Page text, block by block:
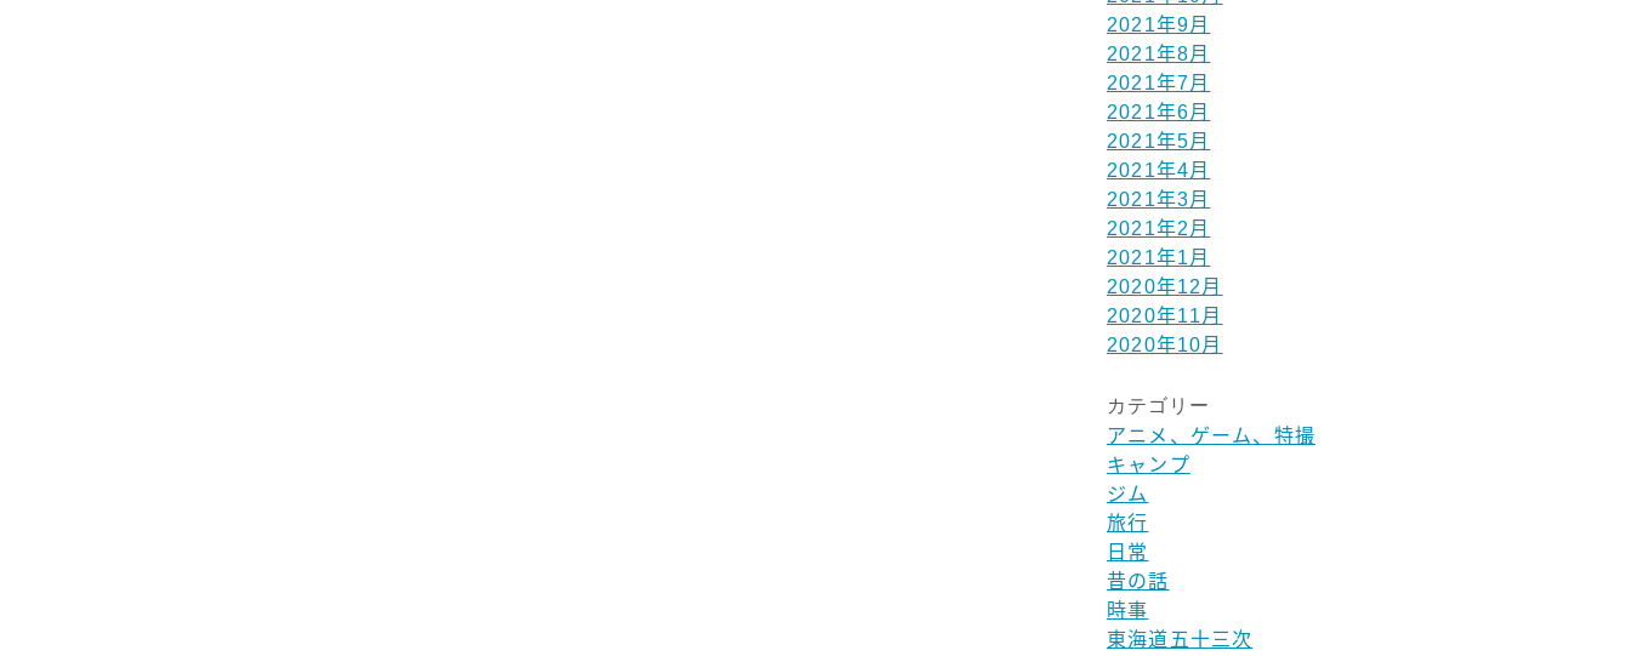
2021年9月
2021年8月
2021年7月
2021年6月
2021年5月
2021年4月
2021年3月
2021年2月
2021年1月
2020年12月
2020年11月
2020年10月
カテゴリー
アニメ、ゲーム、特撮
キャンプ
ジム
旅行
日常
昔の話
時事
東海道五十三次